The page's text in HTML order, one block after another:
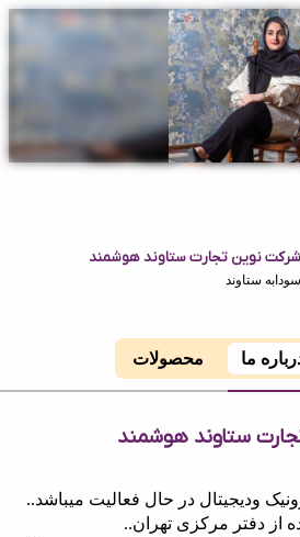
ستاوند هوشمند
محصولات
هوشمند
در حال فعالیت میباشد..
تهران..